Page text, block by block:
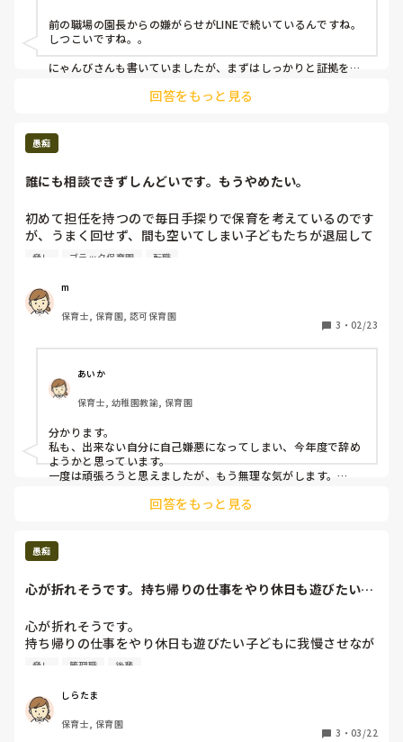
ていたら、今度はLINEで正直病んできております。新しい職
場の方はとてもいい方たちですが、辞めようか迷っておりま
す。
前の職場の園長からの嫌がらせがLINEで続いているんですね。
しつこいですね。。
にゃんびさんも書いていましたが、まずはしっかりと証拠を残
しておけるといいと思います。
回答をもっと見る
愚痴
誰にも相談できずしんどいです。もうやめたい。
初めて担任を持つので毎日手探りで保育を考えているのです
が、うまく回せず、間も空いてしまい子どもたちが退屈して
しまいます。
できてない、こどもが可哀想、保護者にも失礼すぎると毎日
叱られ、年始になんとか取り戻した自信がもうなくなってし
まいました。
ないと言われてしまいます。
気持ちの切り替えがとても苦手なので、一度ヘコむと短くて
も立ち直るのに１ヶ月はかかります。
もう保育職が向いてないのかと、保育士を離れようかとも思
っています。
て」と言われ、相談に行くと「今無理」とはね返されてしま
まいました。
誰に相談しても回り回って園長の耳に入るし、それが原因で
もう正直乗り越える気力、這い上がる気力もなく、しんどく
同じような経験された方どう気持ち切り替えましたか？
また、その園で続けた方、どんな思いでその園にのこりまし
辞めた方もどのタイミングでどんな理由で退職されました
か？
アドバイスいただけませんか？
脅し ブラック保育園 転職
m
保育士, 保育園, 認可保育園
3 ・ 02/23
あいか
保育士, 幼稚園教諭, 保育園
分かります。
私も、出来ない自分に自己嫌悪になってしまい、今年度で辞め
ようかと思っています。
一度は頑張ろうと思えましたが、もう無理な気がします。
回答をもっと見る
愚痴
心が折れそうです。持ち帰りの仕事をやり休日も遊びたい子
心が折れそうです。
持ち帰りの仕事をやり休日も遊びたい子どもに我慢させなが
ら仕事をやり、いつかは報われるかと思えば、後輩の指導不
管理職たちは蹴落とすつもりはないかもしれないけど、あの
言い方では自分は落ち込みました。
職場には仲の良い人いますが相談できる内容でなく困ってま
脅し 管理職 後輩
しらたま
保育士, 保育園
3 ・ 03/22